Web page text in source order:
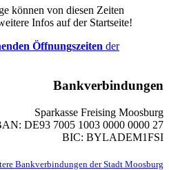
können von diesen Zeiten
Infos auf der Startseite!
Öffnungszeiten der
Bankverbindungen
Sparkasse Freising Moosburg
DE93 7005 1003 0000 0000 27
BIC: BYLADEM1FSI
Bankverbindungen der Stadt Moosburg